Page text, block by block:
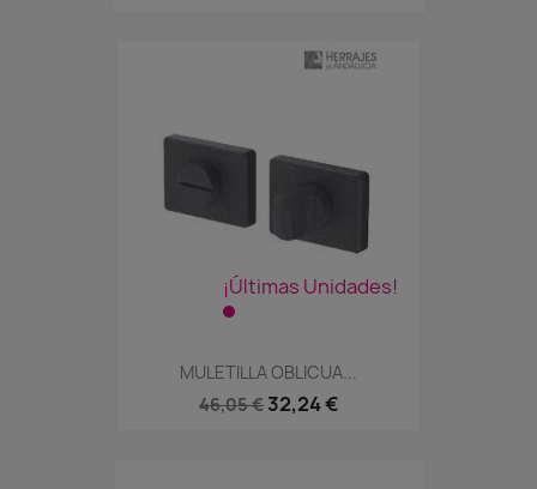
¡Últimas Unidades!
MULETILLA OBLICUA...
46,05 € 32,24 €